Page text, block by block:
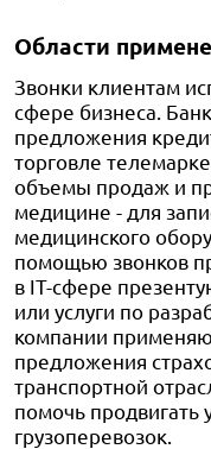
Области
Звонки клиентам
сфере бизнеса.
предложения
торговле
объемы продаж и
медицине - для
медицинского
помощью звонков
в IT-сфере
или услуги по
компании
предложения
транспортной
помочь продвигать
грузоперевозок.